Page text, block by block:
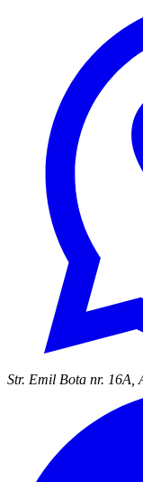
Str. Emil Bota nr. 16A,